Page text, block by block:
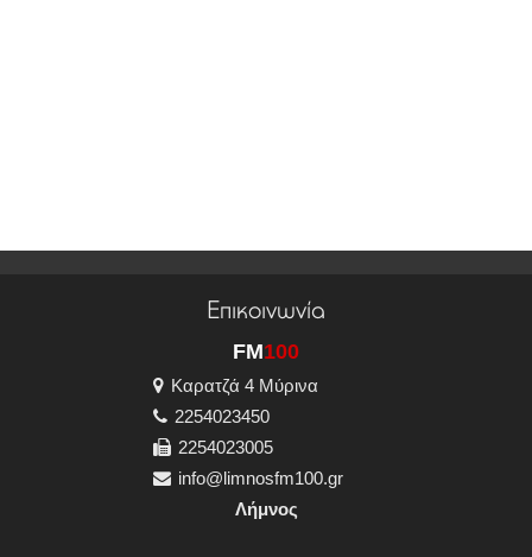
Επικοινωνία
FM100
Καρατζά 4 Μύρινα
2254023450
2254023005
info@limnosfm100.gr
Λήμνος